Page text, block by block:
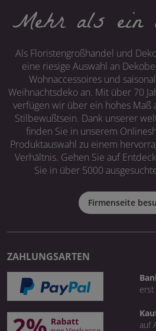
Mehr als ein
Als Floristengroßhandel und
eine riesige Auswahl an
Wohnaccessoires und
Weihnachtsdeko an. Mit über 70
verfügen wir über ein hohes Maß
Stilbewußtsein. Dank unserer
finden Sie in unserem
Produktauswahl zu einem
Verhältnis. Gehen Sie auf
Sie in über 5000
Firmenseite
ZAHLUNGSARTEN
auf